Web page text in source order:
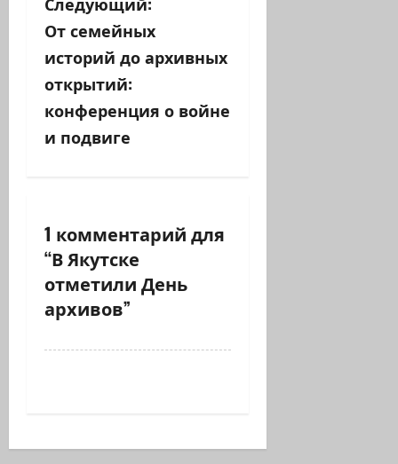
и
г
а
ц
я
з
а
и
От семейных
историй до архивных
открытий:
конференция о войне
и подвиге
1 комментарий для
“В Якутске
отметили День
архивов”